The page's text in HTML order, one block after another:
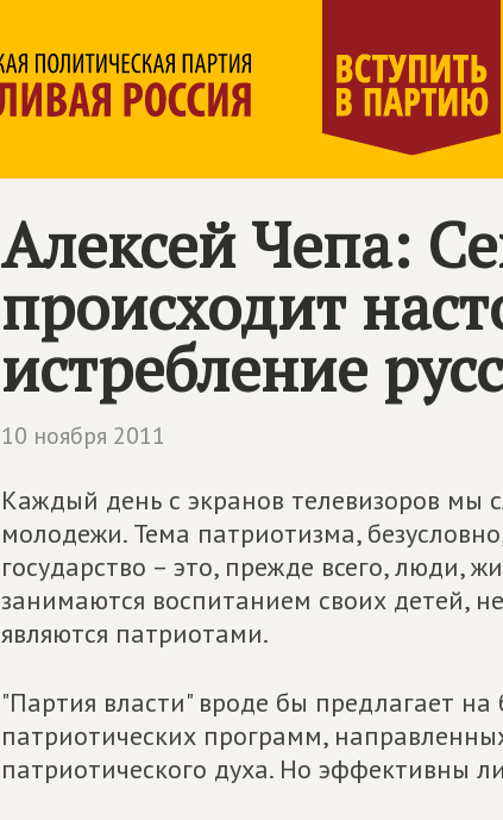
Алексей Чепа:
происходит
истребление
10 ноября 2011
Каждый день с экранов телевизоров
молодежи. Тема патриотизма,
государство – это, прежде всего, люди,
занимаются воспитанием своих детей,
являются патриотами.
"Партия власти" вроде бы предлагает на
патриотических программ,
патриотического духа. Но эффективны